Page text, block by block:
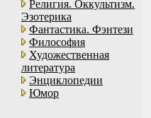
Религия. Оккультизм.
Эзотерика
Фантастика. Фэнтези
Философия
Художественная
литература
Энциклопедии
Юмор